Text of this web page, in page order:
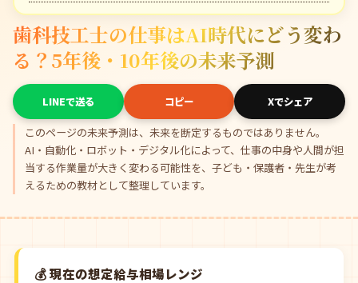
歯科技工士の仕事はAI時代にどう変わ
る？5年後・10年後の未来予測
LINEで送る コピー Xでシェア
このページの未来予測は、未来を断定するものではありません。
AI・自動化・ロボット・デジタル化によって、仕事の中身や人間が担
当する作業量が大きく変わる可能性を、子ども・保護者・先生が考
えるための教材として整理しています。
💰 現在の想定給与相場レンジ